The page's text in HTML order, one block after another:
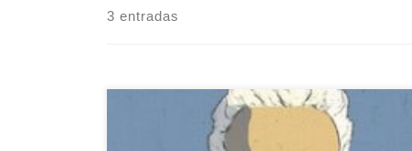
3 entradas
La otra h, el sello gráfico de la editorial Herder, amplía